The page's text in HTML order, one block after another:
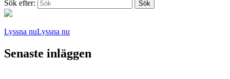
Sök efter: Sök
Lyssna nuLyssna nu
Senaste inläggen